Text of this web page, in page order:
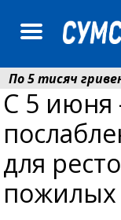
тисяч гривень
у Сумах
С 5 июня
для
пожилых